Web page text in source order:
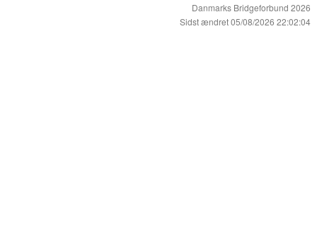
Danmarks Bridgeforbund 2026
Sidst ændret 05/08/2026 22:02:04